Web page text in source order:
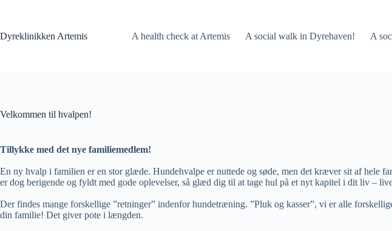
Dyreklinikken Artemis
A health check at Artemis A social walk in Dyrehaven! A
Velkommen til hvalpen!
Tillykke med det nye familiemedlem!
En ny hvalp i familien er en stor glæde. Hundehvalpe er nuttede og søde, men det kræver sit af hele
er dog berigende og fyldt med gode oplevelser, så glæd dig til at tage hul på et nyt kapitel i dit liv –
Der findes mange forskellige ”retninger” indenfor hundetræning. ”Pluk og kasser”, vi er alle
din familie! Det giver pote i længden.